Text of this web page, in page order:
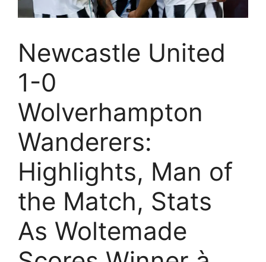
Newcastle United
1-0
Wolverhampton
Wanderers:
Highlights, Man of
the Match, Stats
As Woltemade